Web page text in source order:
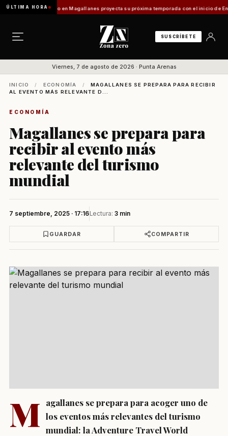
ÚLTIMA HORA
Turismo en Magallanes proyecta su próxima temporada con el inicio de Enprotur
SUSCRÍBETE
Viernes, 7 de agosto de 2026 · Punta Arenas
INICIO / ECONOMÍA /
MAGALLANES SE PREPARA PARA RECIBIR
AL EVENTO MÁS RELEVANTE D...
ECONOMÍA
Magallanes se prepara para
recibir al evento más
relevante del turismo
mundial
7 septiembre, 2025 · 17:16Lectura: 3 min
GUARDAR COMPARTIR
M agallanes se prepara para acoger uno de
los eventos más relevantes del turismo
mundial: la Adventure Travel World